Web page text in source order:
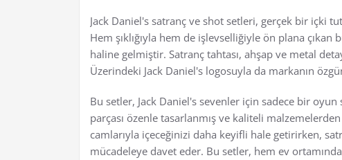
Jack Daniel's satranç ve shot setleri, gerçek bir içki
Hem şıklığıyla hem de işlevselliğiyle ön plana çıkan
haline gelmiştir. Satranç tahtası, ahşap ve metal
Üzerindeki Jack Daniel's logosuyla da markanın
Bu setler, Jack Daniel's sevenler için sadece bir
parçası özenle tasarlanmış ve kaliteli
camlarıyla içeceğinizi daha keyifli hale getirirken,
mücadeleye davet eder. Bu setler, hem ev